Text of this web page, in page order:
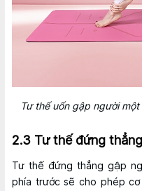
Tư thế uốn gập người
2.3 Tư thế đứng
Tư thế đứng thẳng gập
phía trước sẽ cho phép